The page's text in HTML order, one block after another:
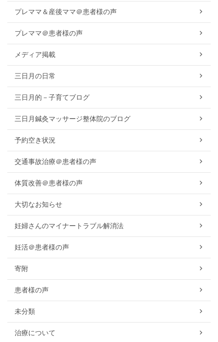
プレママ＆産後ママ＠患者様の声
プレママ＠患者様の声
メディア掲載
三日月の日常
三日月的－子育てブログ
三日月鍼灸マッサージ整体院のブログ
予約空き状況
交通事故治療＠患者様の声
体質改善＠患者様の声
大切なお知らせ
妊婦さんのマイナートラブル解消法
妊活＠患者様の声
寄附
患者様の声
未分類
治療について